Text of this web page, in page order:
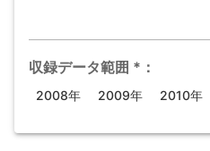
収録データ範囲 * ：
2008年 2009年 2010年